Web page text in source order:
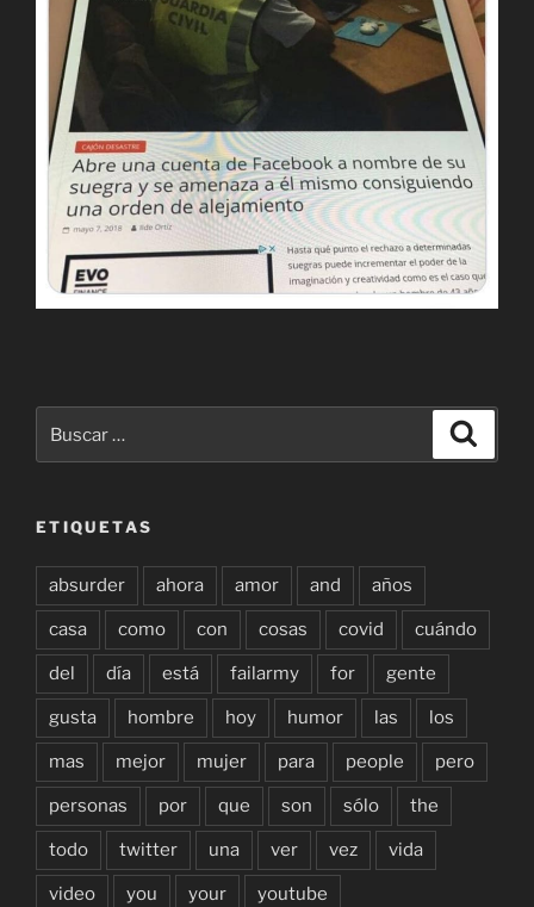
ETIQUETAS
absurder ahora amor and años
casa como con cosas covid cuándo
del día está failarmy for gente
gusta hombre hoy humor las los
mas mejor mujer para people pero
personas por que son sólo the
todo twitter una ver vez vida
video you your youtube